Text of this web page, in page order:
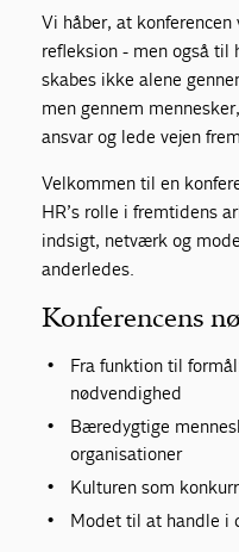
Vi håber, at
refleksion - men også til
skabes ikke alene
men gennem
ansvar og lede vejen frem.
Velkommen til en
HR’s rolle i fremtidens
indsigt, netværk og
anderledes.
Konferencens
Fra funktion til
nødvendighed
Bæredygtige
organisationer
Kulturen som
Modet til at handle i